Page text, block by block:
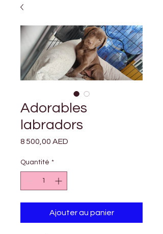
Adorables
labradors
8 500,00 AED
Quantité *
Ajouter au panier